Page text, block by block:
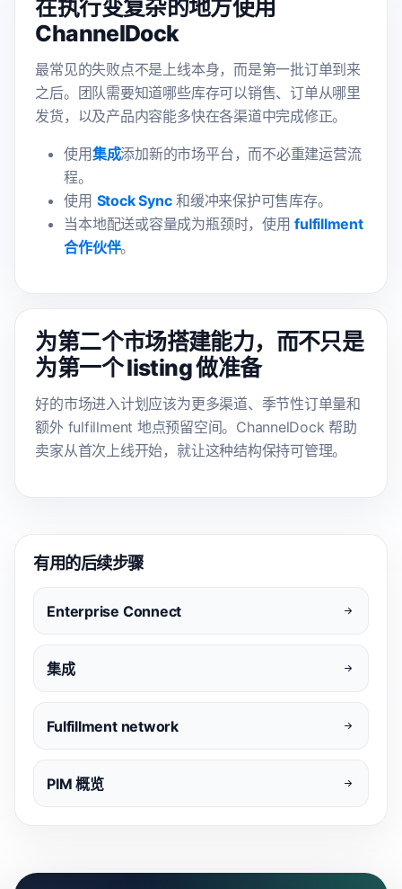
在执行变复杂的地方使用
ChannelDock
最常见的失败点不是上线本身，而是第一批订单到来
之后。团队需要知道哪些库存可以销售、订单从哪里
发货，以及产品内容能多快在各渠道中完成修正。
使用集成添加新的市场平台，而不必重建运营流
程。
使用 Stock Sync和缓冲来保护可售库存。
当本地配送或容量成为瓶颈时，使用fulfillment
合作伙伴。
为第二个市场搭建能力，而不只是
为第一个 listing 做准备
好的市场进入计划应该为更多渠道、季节性订单量和
额外 fulfillment 地点预留空间。ChannelDock 帮助
卖家从首次上线开始，就让这种结构保持可管理。
有用的后续步骤
Enterprise Connect
集成
Fulfillment network
PIM 概览